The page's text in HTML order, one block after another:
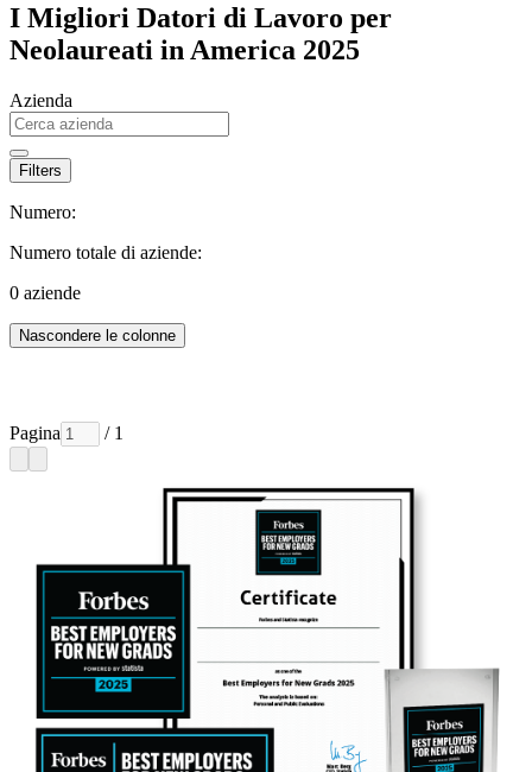
I Migliori Datori di Lavoro per
Neolaureati in America 2025
Azienda
Filters
Numero:
Numero totale di aziende:
0 aziende
Nascondere le colonne
Pagina / 1